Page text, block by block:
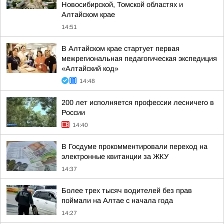
Новосибирской, Томской областях и
Алтайском крае
14:51
В Алтайском крае стартует первая
межрегиональная педагогическая экспедиция
«Алтайский код»
14:48
200 лет исполняется профессии лесничего в
России
14:40
В Госдуме прокомментировали переход на
электронные квитанции за ЖКУ
14:37
Более трех тысяч водителей без прав
поймали на Алтае с начала года
14:27